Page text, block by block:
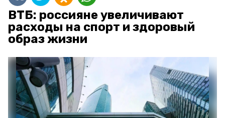
ВТБ: россияне увеличивают
расходы на спорт и здоровый
образ жизни